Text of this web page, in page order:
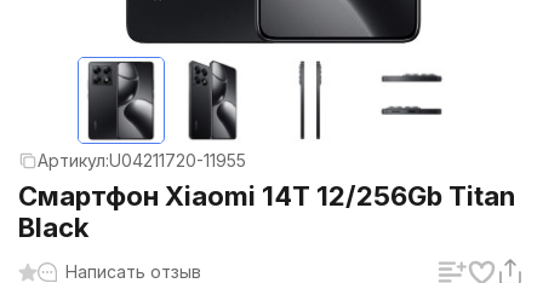
Артикул:U04211720-11955
Смартфон Xiaomi 14T 12/256Gb Titan
Black
Написать отзыв